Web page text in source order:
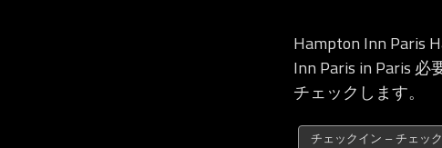
Hampton Inn Paris
Inn Paris in Paris
チェックします。
チェックイン – チェッ